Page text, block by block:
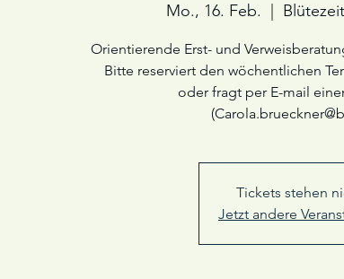
Mo., 16. Feb.
Orientierende Erst- und
Bitte reserviert den wöchentlichen
oder fragt per E-mail
Tickets stehen
Jetzt andere